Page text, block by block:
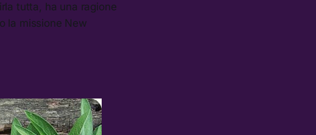
tutta, ha una ragione
la missione New